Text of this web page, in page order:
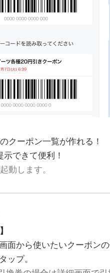
クーポン一覧が作れる！
できて便利！
動します。
面から使いたいクーポン
ップ。